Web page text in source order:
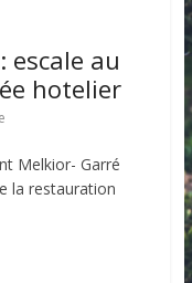
escale au
hotelier
Melkior- Garré
la restauration